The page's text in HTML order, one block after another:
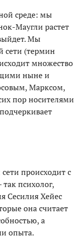
среде: мы
Маугли растет
Мы
сети (термин
множество
ныне и
Марксом,
пор носителями
происходит с
психолог,
Сесилия Хейес
она считает
а
опыта.